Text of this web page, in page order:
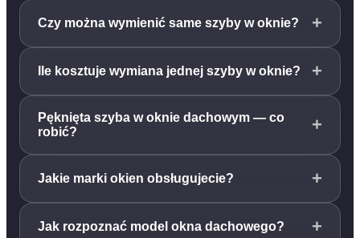
Czy można wymienić same szyby w oknie? +
Ile kosztuje wymiana jednej szyby w oknie? +
Pęknięta szyba w oknie dachowym — co
robić?
+
Jakie marki okien obsługujecie? +
Jak rozpoznać model okna dachowego? +